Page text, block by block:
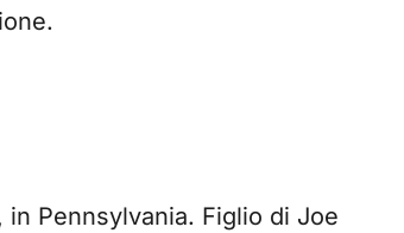
in Pennsylvania. Figlio di Joe